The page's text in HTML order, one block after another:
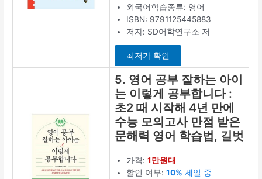
외국어학습종류: 영어
ISBN: 9791125445883
저자: SD어학연구소 저
최저가 확인
5. 영어 공부 잘하는 아이
는 이렇게 공부합니다 :
초2 때 시작해 4년 만에
수능 모의고사 만점 받은
문해력 영어 학습법, 길벗
가격:1만원대
할인 여부:10% 세일 중